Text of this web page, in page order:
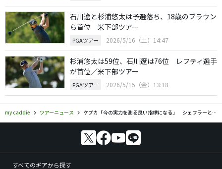
石川遼と杉浦悠太は予選落ち、18歳のブラウン
ら首位 米下部ツアー
PGAツアー 2026/5/16（土）14:47
杉浦悠太は59位、石川遼は76位 レフティ選手
が首位／米下部ツアー
PGAツアー 2026/5/15（金）13:18
my caddie ツアーニュース ケプカ「今の実力を測る良い指標になる」 シェフラーとの注目組に意欲
すべてのギアから探す